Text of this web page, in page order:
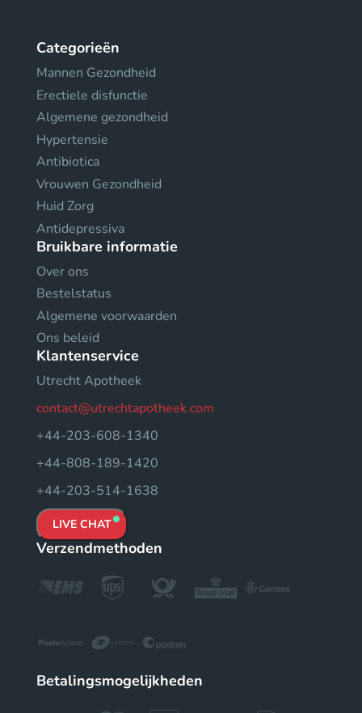
Categorieën
Mannen Gezondheid
Erectiele disfunctie
Algemene gezondheid
Hypertensie
Antibiotica
Vrouwen Gezondheid
Huid Zorg
Antidepressiva
Bruikbare informatie
Over ons
Bestelstatus
Algemene voorwaarden
Ons beleid
Klantenservice
Utrecht Apotheek
contact@utrechtapotheek.com
+44-203-608-1340
+44-808-189-1420
+44-203-514-1638
LIVE CHAT
Verzendmethoden
Betalingsmogelijkheden